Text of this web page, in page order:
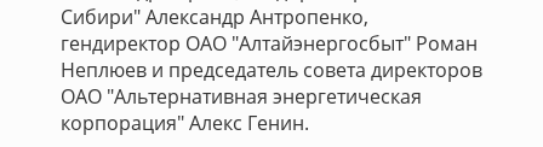
Сибири" Александр Антропенко,
гендиректор ОАО "Алтайэнергосбыт" Роман
Неплюев и председатель совета директоров
ОАО "Альтернативная энергетическая
корпорация" Алекс Генин.